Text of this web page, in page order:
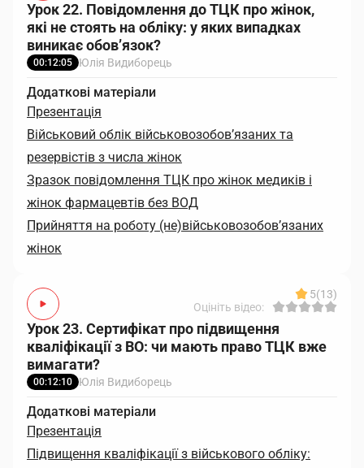
Урок 22. Повідомлення до ТЦК про жінок,
які не стоять на обліку: у яких випадках
виникає обов’язок?
00:12:05 Юлія Видиборець
Додаткові матеріали
Презентація
Військовий облік військовозобов’язаних та
резервістів з числа жінок
Зразок повідомлення ТЦК про жінок медиків і
жінок фармацевтів без ВОД
Прийняття на роботу (не)військовозобов’язаних
жінок
5(13)
Оцініть відео:
Урок 23. Сертифікат про підвищення
кваліфікації з ВО: чи мають право ТЦК вже
вимагати?
00:12:10 Юлія Видиборець
Додаткові матеріали
Презентація
Підвищення кваліфікації з військового обліку: